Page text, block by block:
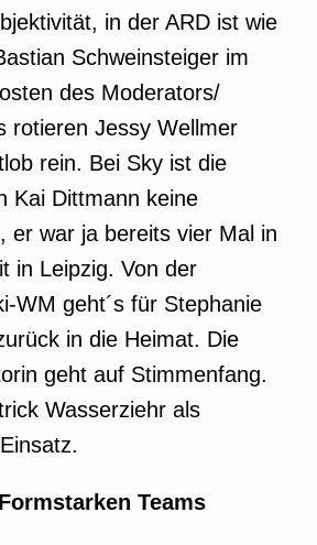
in der ARD ist wie
Schweinsteiger im
des Moderators/
rotieren Jessy Wellmer
rein. Bei Sky ist die
Kai Dittmann keine
er war ja bereits vier Mal in
in Leipzig. Von der
WM geht´s für Stephanie
in die Heimat. Die
geht auf Stimmenfang.
Wasserziehr als
Teams